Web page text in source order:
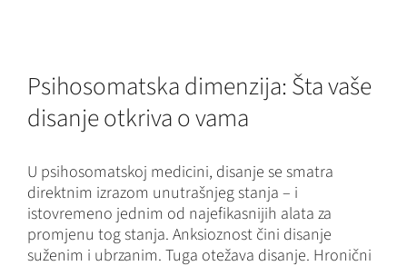
Psihosomatska dimenzija: Šta vaše
disanje otkriva o vama
U psihosomatskoj medicini, disanje se smatra
direktnim izrazom unutrašnjeg stanja – i
istovremeno jednim od najefikasnijih alata za
promjenu tog stanja. Anksioznost čini disanje
suženim i ubrzanim. Tuga otežava disanje. Hronični